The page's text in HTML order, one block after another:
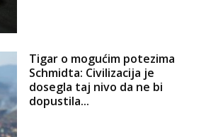
Tigar o mogućim potezima
Schmidta: Civilizacija je
dosegla taj nivo da ne bi
dopustila...